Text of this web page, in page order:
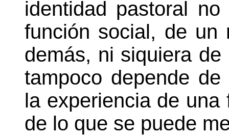
identidad pastoral
función social, de un
demás, ni siquiera
tampoco depende
la experiencia de
de lo que se puede